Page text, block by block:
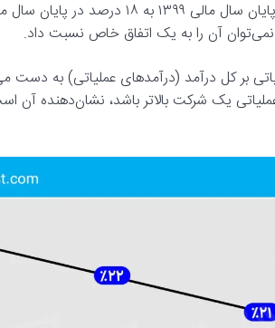
آن را به یک اتفاق خاص نسبت داد.
بر کل درآمد (درآمدهای عملیاتی) به دست
یک شرکت بالاتر باشد، نشان‌دهنده آن